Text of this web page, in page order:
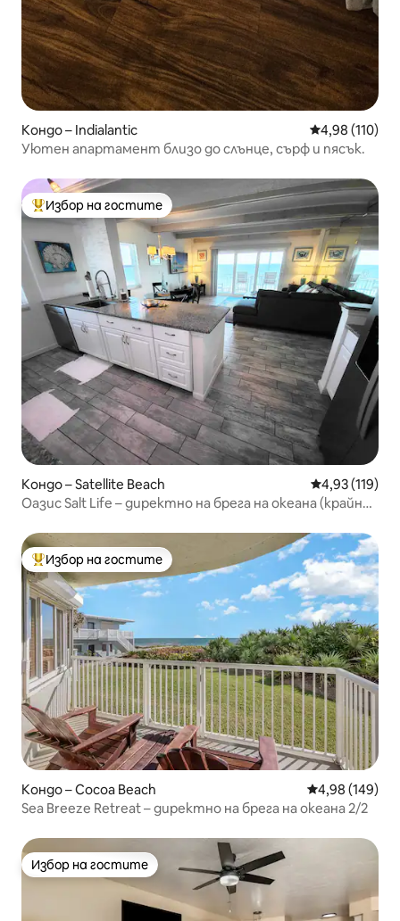
Кондо – Indialantic Средна
4,98 (110)
Уютен апартамент близо до слънце, сърф и пясък.
Най-популярен избор на гостите
Избор на гостите
Кондо – Satellite Beach Средна
4,93 (119)
Оазис Salt Life – директно на брега на океана (крайно
Най-популярен избор на гостите
Избор на гостите
Кондо – Cocoa Beach Средна
4,98 (149)
Sea Breeze Retreat – директно на брега на океана 2/2
Избор на гостите
Избор на гостите